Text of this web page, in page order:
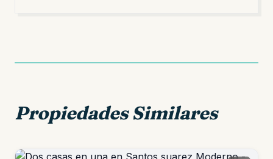
Propiedades Similares